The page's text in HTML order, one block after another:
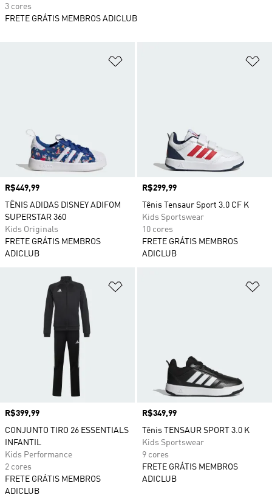
Preço
R$449,99
TÊNIS ADIDAS DISNEY ADIFOM
SUPERSTAR 360
Kids Originals
FRETE GRÁTIS MEMBROS
ADICLUB
Preço
R$299,99
Tênis Tensaur Sport 3.0 CF K
Kids Sportswear
10 cores
FRETE GRÁTIS MEMBROS
ADICLUB
Preço
R$399,99
CONJUNTO TIRO 26 ESSENTIALS
INFANTIL
Kids Performance
2 cores
FRETE GRÁTIS MEMBROS
ADICLUB
Preço
R$349,99
Tênis TENSAUR SPORT 3.0 K
Kids Sportswear
9 cores
FRETE GRÁTIS MEMBROS
ADICLUB
3 cores
FRETE GRÁTIS MEMBROS ADICLUB